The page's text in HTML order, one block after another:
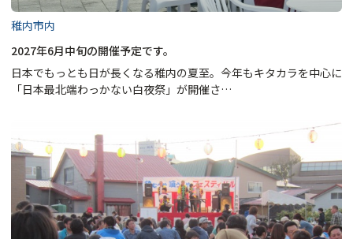
稚内市内
2027年6月中旬の開催予定です。
日本でもっとも日が長くなる稚内の夏至。今年もキタカラを中心に
「日本最北端わっかない白夜祭」が開催さ…